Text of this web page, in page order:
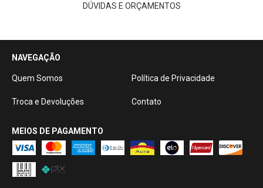
DÚVIDAS E ORÇAMENTOS
NAVEGAÇÃO
Quem Somos Política de Privacidade
Troca e Devoluções Contato
MEIOS DE PAGAMENTO